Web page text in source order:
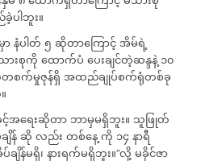
ပါဘူး။
ာ နံပါတ် ၅ ဆိုတာကြောင့် အိမ်ရဲ့
ားစုကို ထောက်ပံ ပေးချင်တဲ့ဆန္ဒနဲ့ ၁၀
ေတစက်မှုဇုန်ရှိ အထည်ချုပ်စက်ရုံတစ်ခု
အရေးဆိုတာ ဘာမှမရှိဘူး။ သူဖြုတ်
ျိန် ဆို လည်း တစ်နေ့ ကို ၁၄ နာရီ
မရှိ၊ နားရက်မရှိဘူး။”လို့ မခိုင်ဇာ